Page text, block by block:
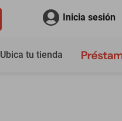
Inicia sesión
Ubica tu tienda